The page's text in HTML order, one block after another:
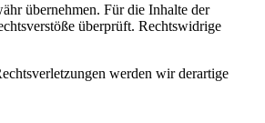
übernehmen. Für die Inhalte der
überprüft. Rechtswidrige
werden wir derartige